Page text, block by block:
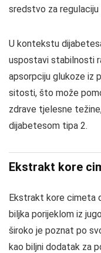
sredstvo za
U kontekstu
uspostavi stabilnosti
apsorpciju glukoze iz
sitosti, što može
zdrave tjelesne
dijabetesom tipa 2.
Ekstrakt kore
Ekstrakt kore cimeta
biljka porijeklom iz
široko je poznat po
kao biljni dodatak za